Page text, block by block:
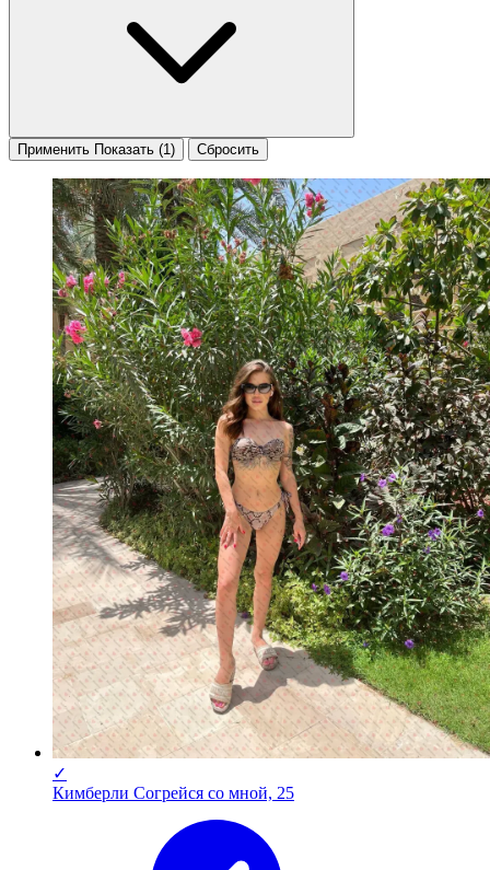
Применить Показать (1) Сбросить
✓
Кимберли Согрейся со мной, 25